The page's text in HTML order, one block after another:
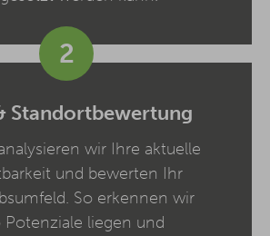
2
Standortbewertung
wir Ihre aktuelle
und bewerten Ihr
So erkennen wir
liegen und